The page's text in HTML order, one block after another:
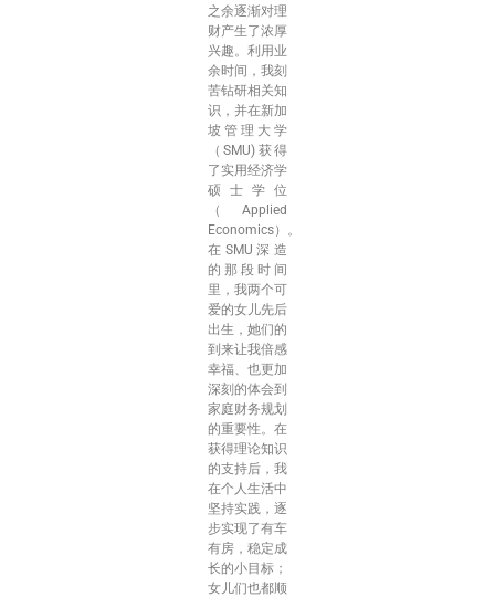
之余逐渐对理
财产生了浓厚
兴趣。利用业
余时间，我刻
苦钻研相关知
识，并在新加
坡管理大学
（SMU)获得
了实用经济学
硕士学位
（Applied
Economics）。
在SMU深造
的那段时间
里，我两个可
爱的女儿先后
出生，她们的
到来让我倍感
幸福、也更加
深刻的体会到
家庭财务规划
的重要性。在
获得理论知识
的支持后，我
在个人生活中
坚持实践，逐
步实现了有车
有房，稳定成
长的小目标；
女儿们也都顺